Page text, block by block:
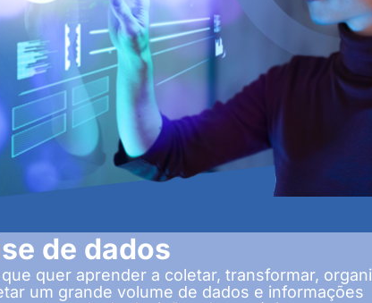
de dados
quer aprender a coletar, transformar,
um grande volume de dados e informações